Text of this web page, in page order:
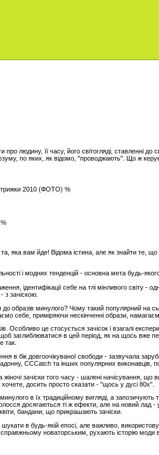
людину, її часу, його світогляді, ставленні до
по яких, як відомо, "проводжають". Що ж
стрижки 2010 (ФОТО) %
яка вам йде! Відома істина, але як знайти те,
і модних тенденцій - основна мета будь-
ідентифікації себе на тлі мінливого світу -
з зачіскою.
образів минулого? Чому такий популярний на
себе, приміряючи нескінченні образи,
Особливо це стосується зачісок і взагалі
заглиблюватися в цей період, як на щось вже
так.
в бік довгоочікуваної свободи - зазвучала
CCCatch та інших популярних виконавців,
зачіски того часу - шалені начісування,
досить просто сказати - "щось у дусі 80х".
в їх традиційному вигляді, а запозичують
досягаються ті ж ефекти, але на новий лад -
бандани, що прикрашають зачіски.
в будь-якій епосі, але важливо,
новаторським, рухають історію моди